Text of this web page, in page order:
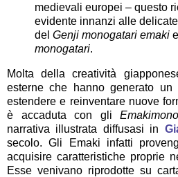
medievali europei – questo
evidente innanzi alle
del Genji monogatari emaki
monogatari.
Molta della creatività
esterne che hanno generato
estendere e reinventare nuove
è accaduta con gli Emakimono
narrativa illustrata diffusasi in
secolo. Gli Emaki infatti
acquisire caratteristiche proprie
Esse venivano riprodotte su